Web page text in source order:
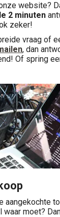
website?
2 minuten
zeker!
vraag of
, dan
Of spring
aangekochte
moet?